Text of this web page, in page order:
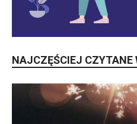
NAJCZĘŚCIEJ CZYTANE